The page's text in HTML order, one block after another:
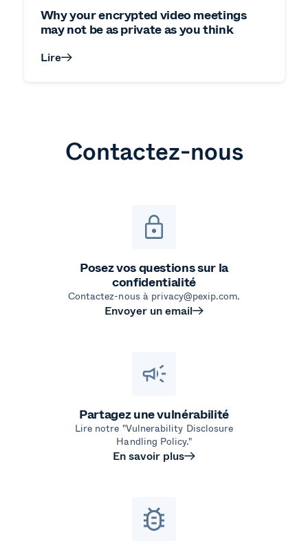
Why your encrypted video meetings
may not be as private as you think
Lire
Contactez-nous
Posez vos questions sur la
confidentialité
Contactez-nous à privacy@pexip.com.
Envoyer un email
Partagez une vulnérabilité
Lire notre "Vulnerability Disclosure
Handling Policy."
En savoir plus